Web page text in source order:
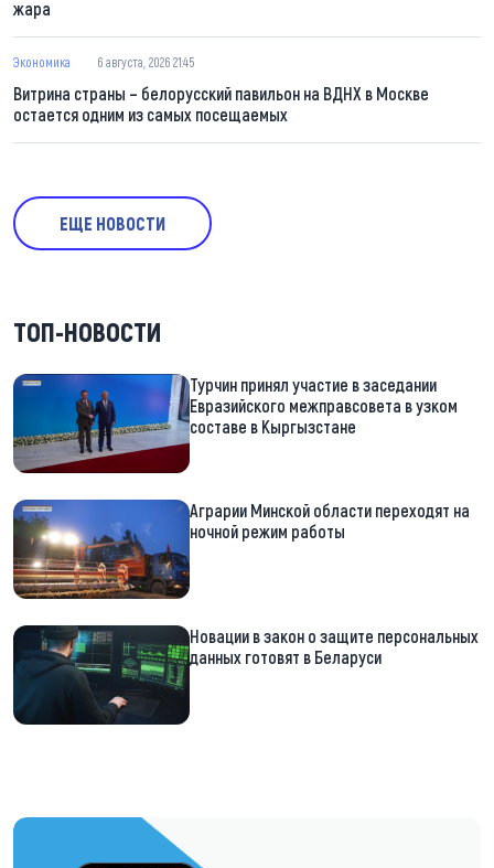
жара
Экономика 6 августа, 2026 21:45
Витрина страны – белорусский павильон на ВДНХ в Москве
остается одним из самых посещаемых
ЕЩЕ НОВОСТИ
ТОП-НОВОСТИ
Турчин принял участие в заседании
Евразийского межправсовета в узком
составе в Кыргызстане
Аграрии Минской области переходят на
ночной режим работы
Новации в закон о защите персональных
данных готовят в Беларуси
https://t.me/minskctvby